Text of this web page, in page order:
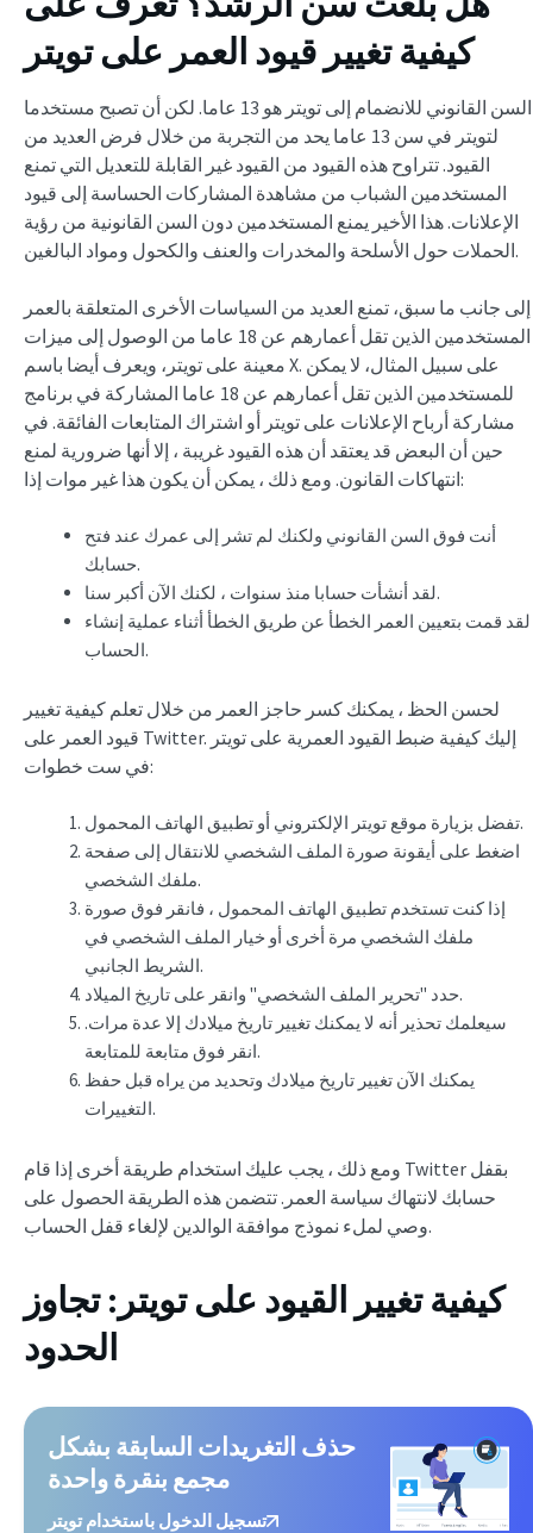
كيفية تغيير قيود العمر على تويتر
السن القانوني للانضمام إلى تويتر هو 13 عاما. لكن أن تصبح مستخدما
لتويتر في سن 13 عاما يحد من التجربة من خلال فرض العديد من
القيود. تتراوح هذه القيود من القيود غير القابلة للتعديل التي تمنع
المستخدمين الشباب من مشاهدة المشاركات الحساسة إلى قيود
الإعلانات. هذا الأخير يمنع المستخدمين دون السن القانونية من رؤية
الحملات حول الأسلحة والمخدرات والعنف والكحول ومواد البالغين.
إلى جانب ما سبق، تمنع العديد من السياسات الأخرى المتعلقة بالعمر
المستخدمين الذين تقل أعمارهم عن 18 عاما من الوصول إلى ميزات
معينة على تويتر، ويعرف أيضا باسم X. على سبيل المثال، لا يمكن
للمستخدمين الذين تقل أعمارهم عن 18 عاما المشاركة في برنامج
مشاركة أرباح الإعلانات على تويتر أو اشتراك المتابعات الفائقة. في
حين أن البعض قد يعتقد أن هذه القيود غريبة ، إلا أنها ضرورية لمنع
انتهاكات القانون. ومع ذلك ، يمكن أن يكون هذا غير موات إذا:
أنت فوق السن القانوني ولكنك لم تشر إلى عمرك عند فتح
حسابك.
لقد أنشأت حسابا منذ سنوات ، لكنك الآن أكبر سنا.
لقد قمت بتعيين العمر الخطأ عن طريق الخطأ أثناء عملية إنشاء
الحساب.
لحسن الحظ ، يمكنك كسر حاجز العمر من خلال تعلم كيفية تغيير
قيود العمر على Twitter. إليك كيفية ضبط القيود العمرية على تويتر
في ست خطوات:
تفضل بزيارة موقع تويتر الإلكتروني أو تطبيق الهاتف المحمول.
اضغط على أيقونة صورة الملف الشخصي للانتقال إلى صفحة
ملفك الشخصي.
إذا كنت تستخدم تطبيق الهاتف المحمول ، فانقر فوق صورة
ملفك الشخصي مرة أخرى أو خيار الملف الشخصي في
الشريط الجانبي.
حدد "تحرير الملف الشخصي" وانقر على تاريخ الميلاد.
سيعلمك تحذير أنه لا يمكنك تغيير تاريخ ميلادك إلا عدة مرات.
انقر فوق متابعة للمتابعة.
يمكنك الآن تغيير تاريخ ميلادك وتحديد من يراه قبل حفظ
التغييرات.
ومع ذلك ، يجب عليك استخدام طريقة أخرى إذا قام Twitter بقفل
حسابك لانتهاك سياسة العمر. تتضمن هذه الطريقة الحصول على
وصي لملء نموذج موافقة الوالدين لإلغاء قفل الحساب.
كيفية تغيير القيود على تويتر: تجاوز
الحدود
حذف التغريدات السابقة بشكل
مجمع بنقرة واحدة
تسجيل الدخول باستخدام تويتر